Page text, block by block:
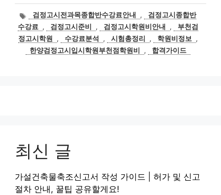
태
그
검정고시전과목종합반수강료안내 ,
검정고시종합반
수강료
, 검정고시준비 , 검정고시학원비안내 ,
부천검
정고시학원
, 수강료분석 , 시험총정리 , 학원비정보
,
한양검정고시입시학원부천점학원비
, 합격가이드
최신 글
가설건축물축조신고서 작성 가이드 | 허가 및 신고
절차 안내, 꿀팁 공유할게요!